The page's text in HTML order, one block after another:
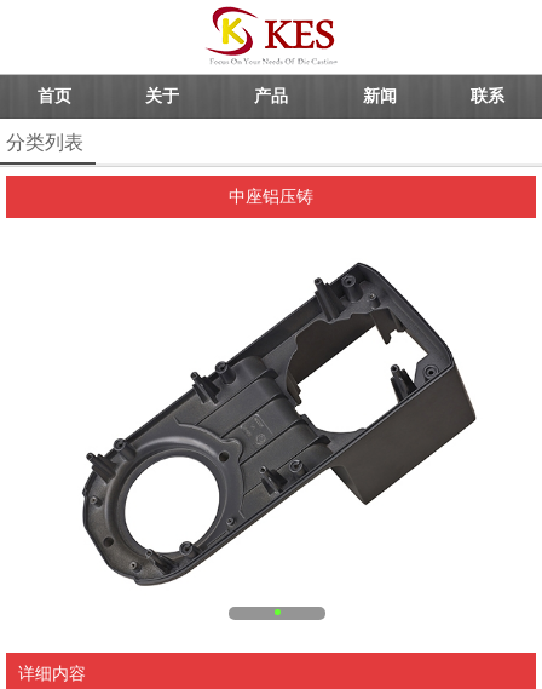
首页 关于 产品 新闻 联系
分类列表
中座铝压铸
详细内容